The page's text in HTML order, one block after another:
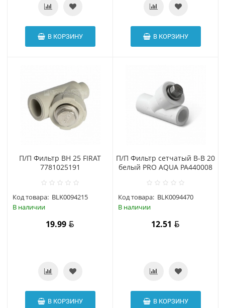
В КОРЗИНУ В КОРЗИНУ
П/П Фильтр ВН 25 FIRAT
7781025191
Код товара: BLK0094215
В наличии
19.99
В КОРЗИНУ
П/П Фильтр сетчатый В-В 20
белый PRO AQUA PA440008
Код товара: BLK0094470
В наличии
12.51
В КОРЗИНУ